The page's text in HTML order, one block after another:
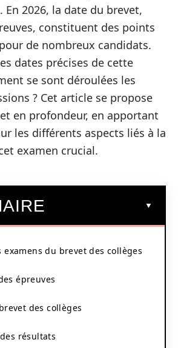
En 2026, la date du brevet,
constituent des points
de nombreux candidats.
dates précises de cette
se sont déroulées les
? Cet article se propose
en profondeur, en apportant
les différents aspects liés à la
examen crucial.
examens du brevet des collèges
épreuves
des collèges
résultats